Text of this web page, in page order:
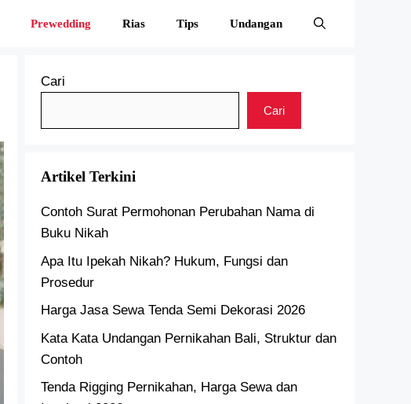
Prewedding Rias Tips Undangan
Cari
Cari
Artikel Terkini
Contoh Surat Permohonan Perubahan Nama di
Buku Nikah
Apa Itu Ipekah Nikah? Hukum, Fungsi dan
Prosedur
Harga Jasa Sewa Tenda Semi Dekorasi 2026
Kata Kata Undangan Pernikahan Bali, Struktur dan
Contoh
Tenda Rigging Pernikahan, Harga Sewa dan